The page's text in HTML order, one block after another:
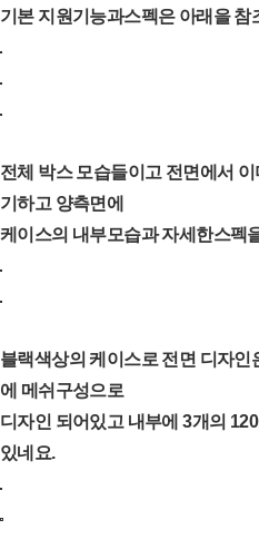
기본 지원기능과스펙은 아래을 참
전체 박스 모습들이고 전면에서
기하고 양측면에
케이스의 내부모습과 자세한스펙
블랙색상의 케이스로 전면 디자
에 메쉬구성으로
디자인 되어있고 내부에 3개의
있네요.